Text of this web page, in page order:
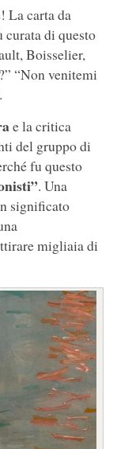
La carta da
curata di questo
Boisselier,
“Non venitemi
e la critica
del gruppo di
fu questo
. Una
significato
migliaia di